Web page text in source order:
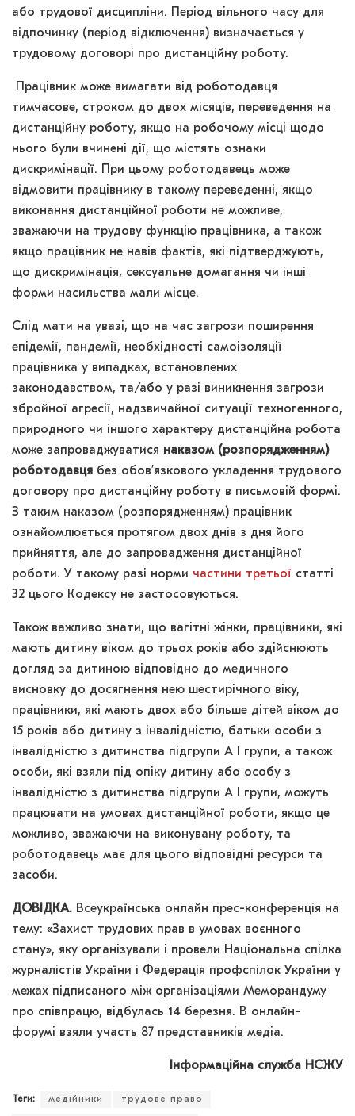
або трудової дисципліни. Період вільного часу для
відпочинку (період відключення) визначається у
трудовому договорі про дистанційну роботу.
Працівник може вимагати від роботодавця
тимчасове, строком до двох місяців, переведення на
дистанційну роботу, якщо на робочому місці щодо
нього були вчинені дії, що містять ознаки
дискримінації. При цьому роботодавець може
відмовити працівнику в такому переведенні, якщо
виконання дистанційної роботи не можливе,
зважаючи на трудову функцію працівника, а також
якщо працівник не навів фактів, які підтверджують,
що дискримінація, сексуальне домагання чи інші
форми насильства мали місце.
Слід мати на увазі, що на час загрози поширення
епідемії, пандемії, необхідності самоізоляції
працівника у випадках, встановлених
законодавством, та/або у разі виникнення загрози
збройної агресії, надзвичайної ситуації техногенного,
природного чи іншого характеру дистанційна робота
може запроваджуватися наказом (розпорядженням)
роботодавця без обов’язкового укладення трудового
договору про дистанційну роботу в письмовій формі.
З таким наказом (розпорядженням) працівник
ознайомлюється протягом двох днів з дня його
прийняття, але до запровадження дистанційної
роботи. У такому разі норми частини третьої статті
32 цього Кодексу не застосовуються.
Також важливо знати, що вагітні жінки, працівники, які
мають дитину віком до трьох років або здійснюють
догляд за дитиною відповідно до медичного
висновку до досягнення нею шестирічного віку,
працівники, які мають двох або більше дітей віком до
15 років або дитину з інвалідністю, батьки особи з
інвалідністю з дитинства підгрупи А I групи, а також
особи, які взяли під опіку дитину або особу з
інвалідністю з дитинства підгрупи А I групи, можуть
працювати на умовах дистанційної роботи, якщо це
можливо, зважаючи на виконувану роботу, та
роботодавець має для цього відповідні ресурси та
засоби.
ДОВІДКА. Всеукраїнська онлайн прес-конференція на
тему: «Захист трудових прав в умовах воєнного
стану», яку організували і провели Національна спілка
журналістів України і Федерація профспілок України у
межах підписаного між організаціями Меморандуму
про співпрацю, відбулась 14 березня. В онлайн-
форумі взяли участь 87 представників медіа.
Інформаційна служба НСЖУ
Теги: медійники трудове право